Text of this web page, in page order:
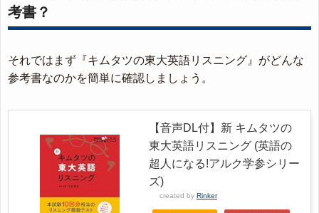
考書？
それではまず『キムタツの東大英語リスニング』がどんな
参考書なのかを簡単に確認しましょう。
【音声DL付】新 キムタツの
東大英語リスニング (英語の
超人になる!アルク学参シリー
ズ)
created by Rinker